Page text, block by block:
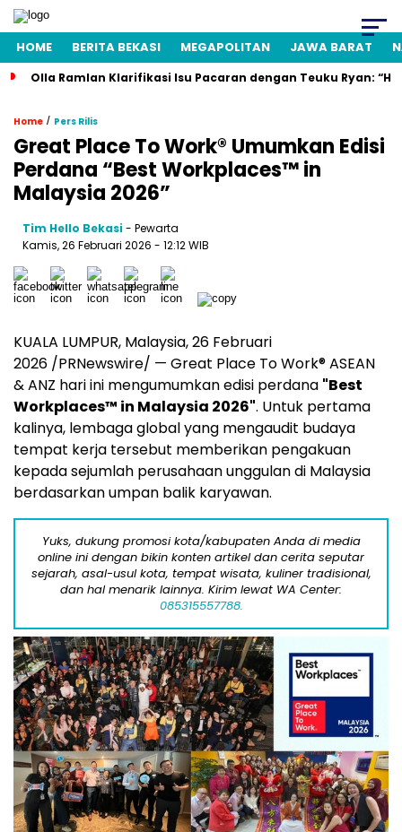
HOME BERITA BEKASI MEGAPOLITAN JAWA BARAT
Olla Ramlan Klarifikasi Isu Pacaran dengan Teuku Ryan:
Home / Pers Rilis
Great Place To Work® Umumkan Edisi
Perdana “Best Workplaces™ in
Malaysia 2026”
Tim Hello Bekasi- Pewarta
Kamis, 26 Februari 2026 - 12:12 WIB
KUALA LUMPUR, Malaysia, 26 Februari
2026 /PRNewswire/ — Great Place To Work® ASEAN
& ANZ hari ini mengumumkan edisi perdana "Best
Workplaces™ in Malaysia 2026". Untuk pertama
kalinya, lembaga global yang mengaudit budaya
tempat kerja tersebut memberikan pengakuan
kepada sejumlah perusahaan unggulan di Malaysia
berdasarkan umpan balik karyawan.
Yuks, dukung promosi kota/kabupaten Anda di media
online ini dengan bikin konten artikel dan cerita seputar
sejarah, asal-usul kota, tempat wisata, kuliner tradisional,
dan hal menarik lainnya. Kirim lewat WA Center:
085315557788.